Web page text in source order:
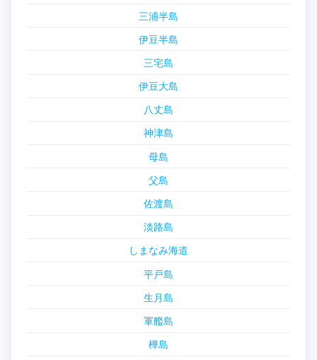
三浦半島
伊豆半島
三宅島
伊豆大島
八丈島
神津島
母島
父島
佐渡島
淡路島
しまなみ海道
平戸島
生月島
軍艦島
樺島